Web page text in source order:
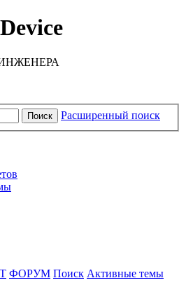
Поиск Расширенный поиск
ФОРУМ Поиск Активные темы